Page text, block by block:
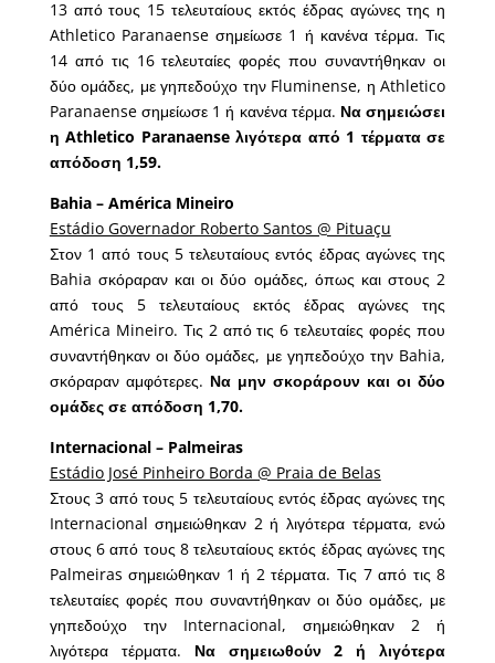
13 από τους 15 τελευταίους εκτός έδρας αγώνες της η
Athletico Paranaense σημείωσε 1 ή κανένα τέρμα. Τις
14 από τις 16 τελευταίες φορές που συναντήθηκαν οι
δύο ομάδες, με γηπεδούχο την Fluminense, η Athletico
Paranaense σημείωσε 1 ή κανένα τέρμα. Να σημειώσει
η Athletico Paranaense λιγότερα από 1 τέρματα σε
απόδοση 1,59.
Bahia – América Mineiro
Estádio Governador Roberto Santos @ Pituaçu
Στον 1 από τους 5 τελευταίους εντός έδρας αγώνες της
Bahia σκόραραν και οι δύο ομάδες, όπως και στους 2
από τους 5 τελευταίους εκτός έδρας αγώνες της
América Mineiro. Τις 2 από τις 6 τελευταίες φορές που
συναντήθηκαν οι δύο ομάδες, με γηπεδούχο την Bahia,
σκόραραν αμφότερες. Να μην σκοράρουν και οι δύο
ομάδες σε απόδοση 1,70.
Internacional – Palmeiras
Estádio José Pinheiro Borda @ Praia de Belas
Στους 3 από τους 5 τελευταίους εντός έδρας αγώνες της
Internacional σημειώθηκαν 2 ή λιγότερα τέρματα, ενώ
στους 6 από τους 8 τελευταίους εκτός έδρας αγώνες της
Palmeiras σημειώθηκαν 1 ή 2 τέρματα. Τις 7 από τις 8
τελευταίες φορές που συναντήθηκαν οι δύο ομάδες, με
γηπεδούχο την Internacional, σημειώθηκαν 2 ή
λιγότερα τέρματα. Να σημειωθούν 2 ή λιγότερα